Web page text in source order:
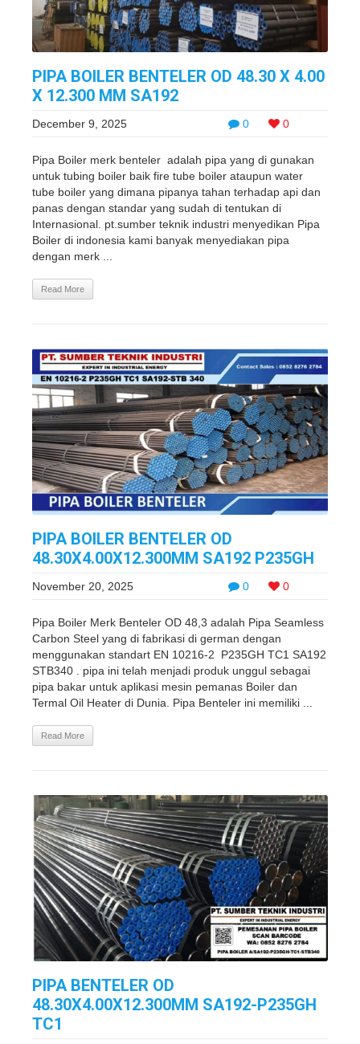
PIPA BOILER BENTELER OD 48.30 X 4.00
X 12.300 MM SA192
0 0
December 9, 2025
Pipa Boiler merk benteler adalah pipa yang di gunakan
untuk tubing boiler baik fire tube boiler ataupun water
tube boiler yang dimana pipanya tahan terhadap api dan
panas dengan standar yang sudah di tentukan di
Internasional. pt.sumber teknik industri menyedikan Pipa
Boiler di indonesia kami banyak menyediakan pipa
dengan merk ...
Read More
PIPA BOILER BENTELER OD
48.30X4.00X12.300MM SA192 P235GH
0 0
November 20, 2025
Pipa Boiler Merk Benteler OD 48,3 adalah Pipa Seamless
Carbon Steel yang di fabrikasi di german dengan
menggunakan standart EN 10216-2 P235GH TC1 SA192
STB340 . pipa ini telah menjadi produk unggul sebagai
pipa bakar untuk aplikasi mesin pemanas Boiler dan
Termal Oil Heater di Dunia. Pipa Benteler ini memiliki ...
Read More
PIPA BENTELER OD
48.30X4.00X12.300MM SA192-P235GH
TC1